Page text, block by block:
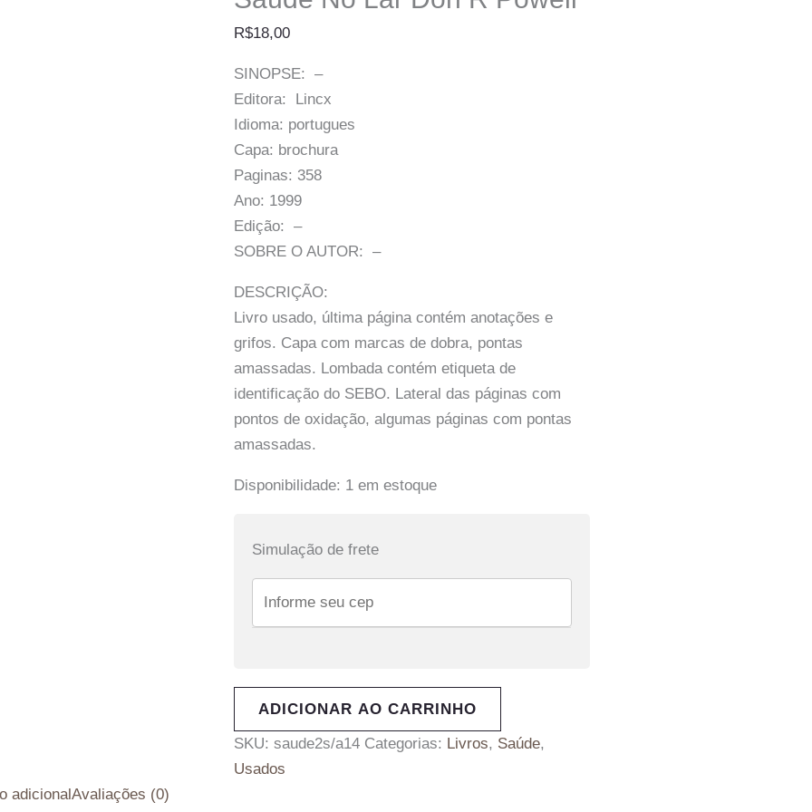
R$18,00
SINOPSE: –
Editora: Lincx
Idioma: portugues
Capa: brochura
Paginas: 358
Ano: 1999
Edição: –
SOBRE O AUTOR: –
DESCRIÇÃO:
Livro usado, última página contém anotações e
grifos. Capa com marcas de dobra, pontas
amassadas. Lombada contém etiqueta de
identificação do SEBO. Lateral das páginas com
pontos de oxidação, algumas páginas com pontas
amassadas.
Disponibilidade: 1 em estoque
Simulação de frete
ADICIONAR AO CARRINHO
SKU:saude2s/a14 Categorias: Livros, Saúde,
Usados
adicionalAvaliações (0)